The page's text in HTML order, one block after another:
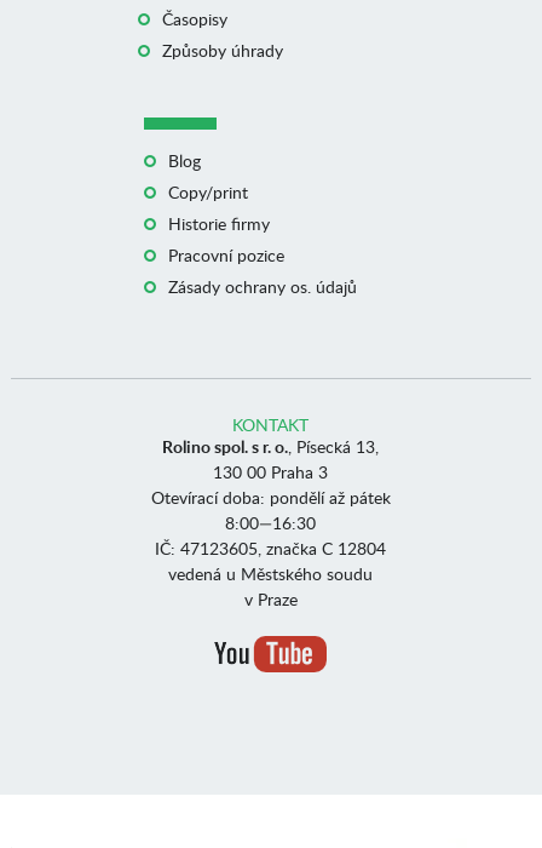
Časopisy
Způsoby úhrady
Blog
Copy/print
Historie firmy
Pracovní pozice
Zásady ochrany os. údajů
KONTAKT
Rolino spol. s r. o., Písecká 13,
130 00 Praha 3
Otevírací doba: pondělí až pátek
8:00—16:30
IČ: 47123605, značka C 12804
vedená u Městského soudu
v Praze